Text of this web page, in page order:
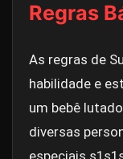
Regras
As regras de
habilidade e
um bebê
diversas
especiais.